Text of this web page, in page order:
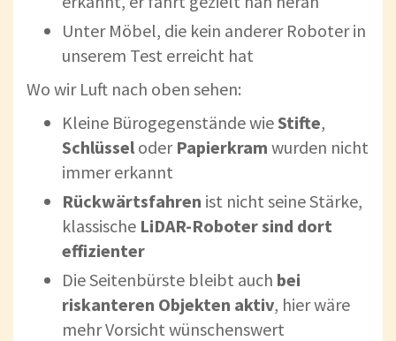
Unter Möbel, die kein anderer Roboter in
unserem Test erreicht hat
Wo wir Luft nach oben sehen:
Kleine Bürogegenstände wieStifte,
Schlüssel oder Papierkram wurden nicht
immer erkannt
Rückwärtsfahren ist nicht seine Stärke,
klassische LiDAR-Roboter sind dort
effizienter
Die Seitenbürste bleibt auch bei
riskanteren Objekten aktiv, hier wäre
mehr Vorsicht wünschenswert